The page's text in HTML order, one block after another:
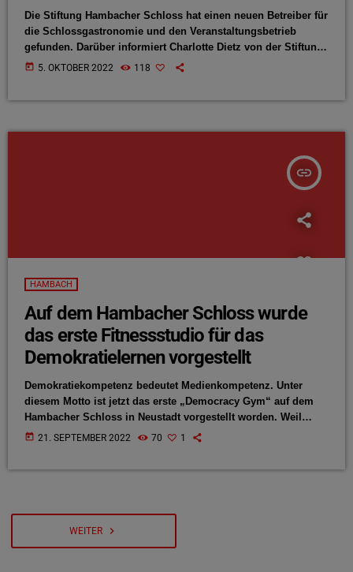
Die Stiftung Hambacher Schloss hat einen neuen Betreiber für
die Schlossgastronomie und den Veranstaltungsbetrieb
gefunden. Darüber informiert Charlotte Dietz von der Stiftung
in einer Mail an die ANTENNE. Ab dem 1. Januar 2024
today 5. OKTOBER 2022 118
insert_link
HAMBACH
Auf dem Hambacher Schloss wurde
das erste Fitnessstudio für das
Demokratielernen vorgestellt
Demokratiekompetenz bedeutet Medienkompetenz. Unter
diesem Motto ist jetzt das erste „Democracy Gym“ auf dem
Hambacher Schloss in Neustadt vorgestellt worden. Weil
politische Prozesse für Jugendliche oft zu abstrakt sind, hat
Versammlungsvorsitzender der Medienanstalt Rheinland-
Pfalz im Interview mit der ANTENNE:
today 21. SEPTEMBER 2022 70 1
WEITER navigate_next